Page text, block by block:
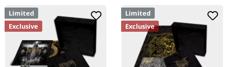
Limited
Exclusive
Limited
Exclusive